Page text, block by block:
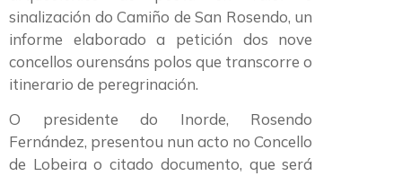
sinalización do Camiño de San Rosendo, un
informe elaborado a petición dos nove
concellos ourensáns polos que transcorre o
itinerario de peregrinación.
O presidente do Inorde, Rosendo
Fernández, presentou nun acto no Concello
de Lobeira o citado documento, que será